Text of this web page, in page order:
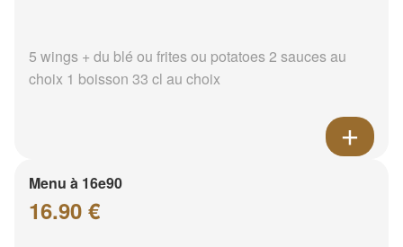
5 wings + du blé ou frites ou potatoes 2 sauces au
choix 1 boisson 33 cl au choix
Menu à 16e90
16.90 €